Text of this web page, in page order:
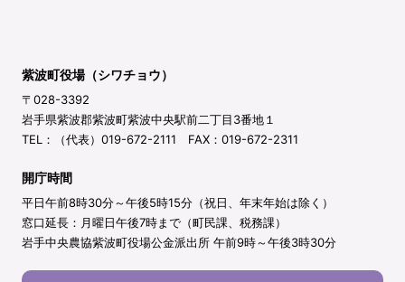
紫波町役場（シワチョウ）
〒028-3392
岩手県紫波郡紫波町紫波中央駅前二丁目3番地１
TEL：（代表）019-672-2111 FAX：019-672-2311
開庁時間
平日午前8時30分～午後5時15分（祝日、年末年始は除く）
窓口延長：月曜日午後7時まで（町民課、税務課）
岩手中央農協紫波町役場公金派出所 午前9時～午後3時30分